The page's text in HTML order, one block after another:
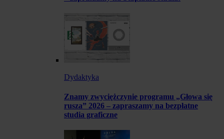
Dydaktyka
Znamy zwyciężczynie programu „Głowa się
rusza” 2026 – zapraszamy na bezpłatne
studia graficzne